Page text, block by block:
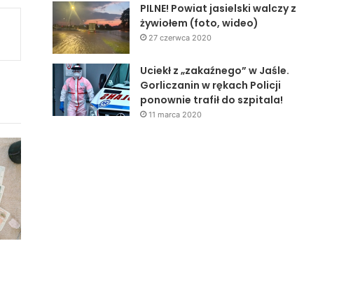
PILNE! Powiat jasielski walczy z
żywiołem (foto, wideo)
27 czerwca 2020
Uciekł z „zakaźnego” w Jaśle.
Gorliczanin w rękach Policji
ponownie trafił do szpitala!
11 marca 2020